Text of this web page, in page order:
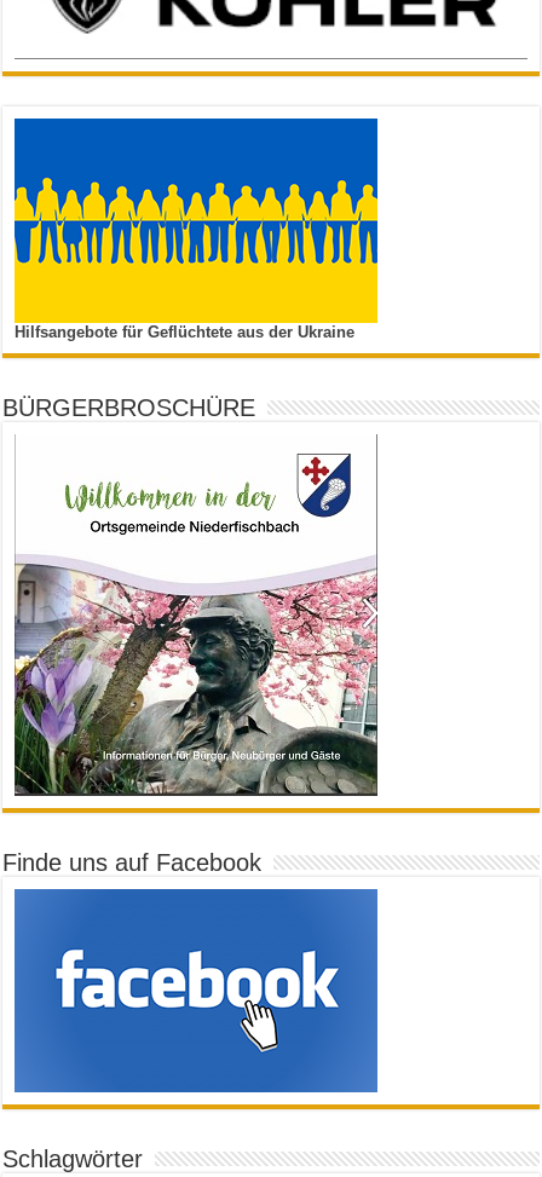
Hilfsangebote für Geflüchtete aus der Ukraine
BÜRGERBROSCHÜRE
Finde uns auf Facebook
Schlagwörter